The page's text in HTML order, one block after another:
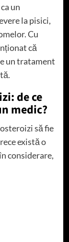
un
la pisici,
Cu
că
un tratament
de ce
medic?
să fie
există o
considerare,